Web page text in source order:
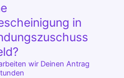
in
wir Deinen Antrag